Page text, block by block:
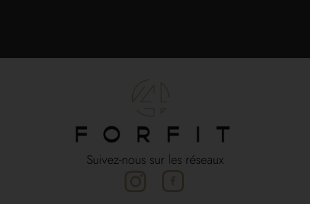
Suivez-nous sur les réseaux